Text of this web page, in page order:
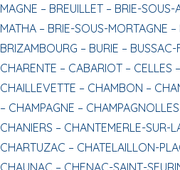
MAGNE – BREUILLET – BRIE-SOUS-
MATHA – BRIE-SOUS-MORTAGNE –
BRIZAMBOURG – BURIE –
CHARENTE – CABARIOT – CELLES –
CHAILLEVETTE – CHAMBON –
– CHAMPAGNE –
CHANIERS – CHANTEMERLE-SUR-
CHARTUZAC – CHATELAILLON-
CHAUNAC – CHENAC-SAINT-